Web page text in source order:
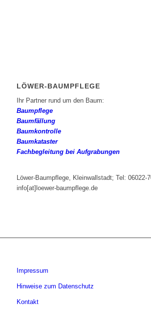
LÖWER-BAUMPFLEGE
Ihr Partner rund um den Baum:
Baumpflege
Baumfällung
Baumkontrolle
Baumkataster
Fachbegleitung bei Aufgrabungen
Löwer-Baumpflege, Kleinwallstadt; Tel: 06022-
info[at]loewer-baumpflege.de
Impressum
Hinweise zum Datenschutz
Kontakt